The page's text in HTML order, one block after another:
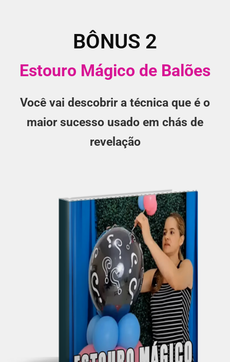
BÔNUS 2
Estouro Mágico de Balões
Você vai descobrir a técnica que é o
maior sucesso usado em chás de
revelação